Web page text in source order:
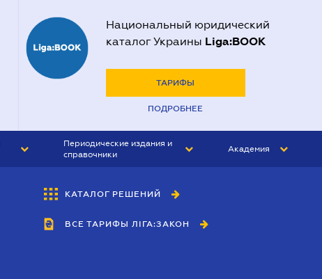
Национальный юридический
каталог Украины Liga:BOOK
ТАРИФЫ
ПОДРОБНЕЕ
Периодические издания и
справочники
БУХГАЛТЕР&ЗАКОН
ВЕСТНИК МСФО
Академия
КАТАЛОГ РЕШЕНИЙ
ВСЕ ТАРИФЫ ЛІГА:ЗАКОН